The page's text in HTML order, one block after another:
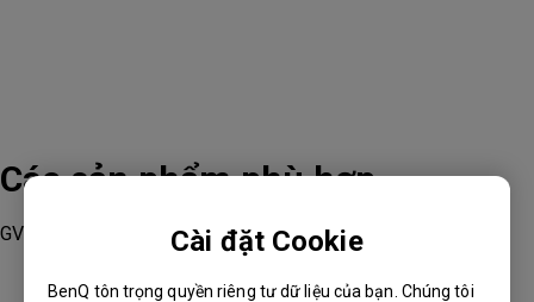
Cài đặt Cookie
BenQ tôn trọng quyền riêng tư dữ liệu của bạn. Chúng tôi
Các sản phẩm phù hợp
GV11